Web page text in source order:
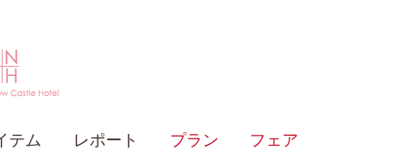
テム レポート プラン フェア